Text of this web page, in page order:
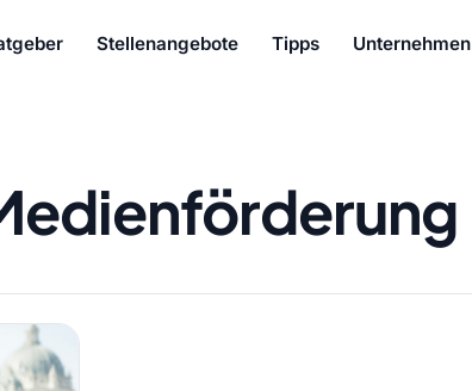
Stellenangebote Tipps Unternehmen